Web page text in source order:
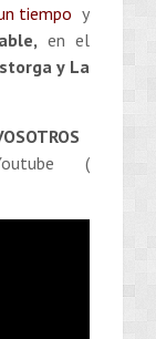
tiempo y
en el
y La
(